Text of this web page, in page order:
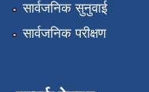
सार्वजनिक सुनुवाई
सार्वजनिक परीक्षण